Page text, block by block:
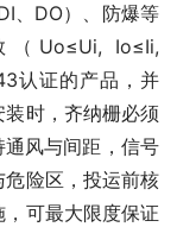
DO）、防爆等
Uo≤Ui, Io≤Ii,
认证的产品，并
时，齐纳栅必须
风与间距，信号
险区，投运前核
可最大限度保证